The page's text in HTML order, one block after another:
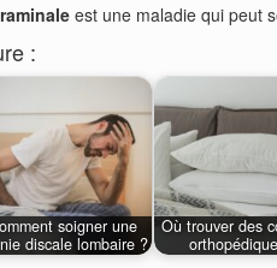
est une maladie qui peut
:
soigner une
discale lombaire ?
Où trouver des